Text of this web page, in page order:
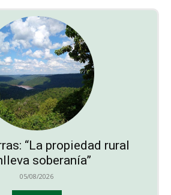
“La propiedad rural
soberanía”
05/08/2026